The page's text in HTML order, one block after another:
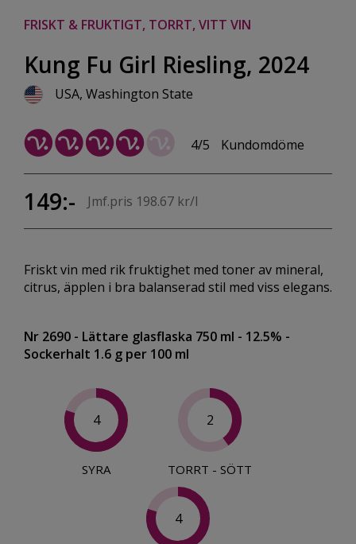
FRISKT & FRUKTIGT, TORRT, VITT VIN
Kung Fu Girl Riesling, 2024
USA, Washington State
4/5 Kundomdöme
149:- Jmf.pris 198.67 kr/l
Friskt vin med rik fruktighet med toner av mineral,
citrus, äpplen i bra balanserad stil med viss elegans.
Nr 2690 - Lättare glasflaska 750 ml - 12.5% -
Sockerhalt 1.6 g per 100 ml
4
SYRA
2
TORRT - SÖTT
4